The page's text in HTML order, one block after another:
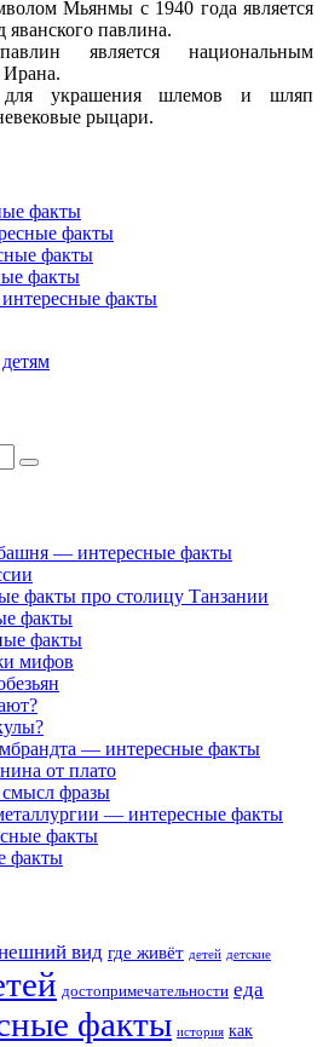
Мьянмы с 1940 года является
павлина.
является национальным
для украшения шлемов и шляп
рыцари.
факты
факты
факты
факты
факты
— интересные факты
факты про столицу Танзании
факты
факты
мифов
— интересные факты
от плато
фразы
— интересные факты
факты
факты
вид где живёт детей детские
достопримечательности еда
факты история как